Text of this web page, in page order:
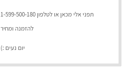
תפני אלי מכאן או לטלפון 1-599-500-180
להזמנה ומחיר
יום נעים :)